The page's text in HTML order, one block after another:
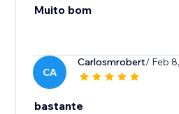
Muito bom
CA
Carlosmrobert/ Feb
bastante